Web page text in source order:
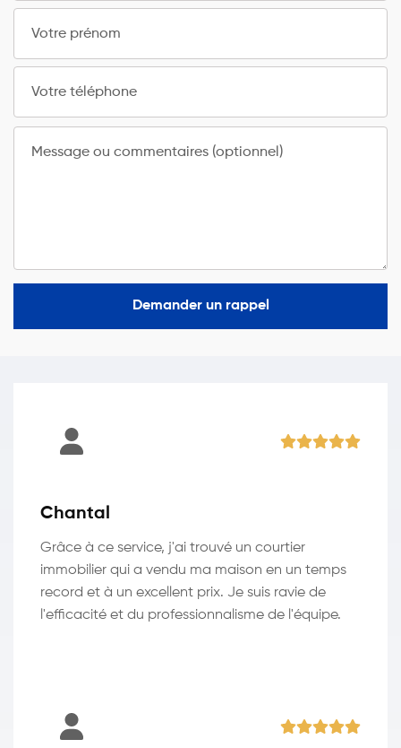
Votre prénom
Votre téléphone
Message ou commentaires (optionnel)
Demander un rappel
Chantal
Grâce à ce service, j'ai trouvé un courtier
immobilier qui a vendu ma maison en un temps
record et à un excellent prix. Je suis ravie de
l'efficacité et du professionnalisme de l'équipe.